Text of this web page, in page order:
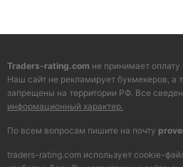
Traders-rating.com не принимает оплату
Наш сайт не рекламирует букмекеров, а
запрещены на территории РФ. Все
информационный характер.
По всем вопросам пишите на почту
traders-rating.com использует cookie-